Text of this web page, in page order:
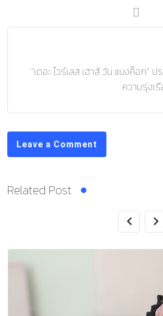
“เดอะ ไวร์เลส เฮาส์ วัน แบงค็อก”
ความรุ่งเ
Leave a Comment
Related Post